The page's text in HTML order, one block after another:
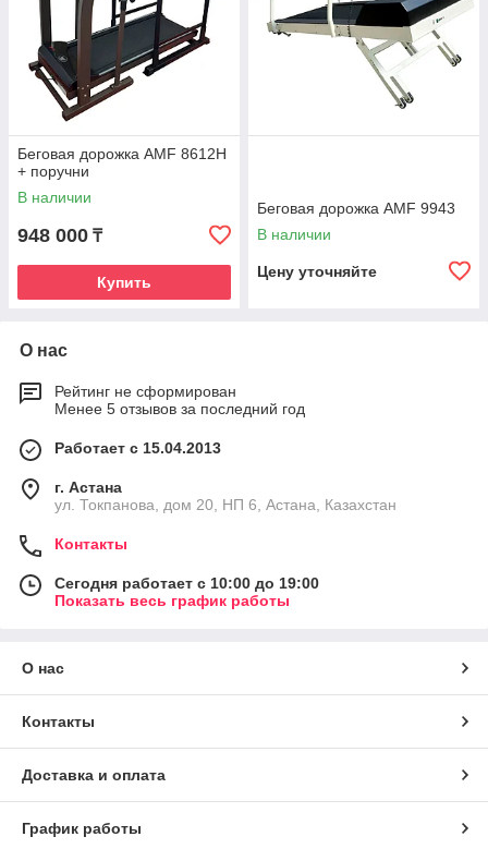
Беговая дорожка AMF 8612H
+ поручни
В наличии
948 000 ₸
Купить
Беговая дорожка AMF 9943
В наличии
Цену уточняйте
О нас
Рейтинг не сформирован
Менее 5 отзывов за последний год
Работает с 15.04.2013
г. Астана
ул. Токпанова, дом 20, НП 6, Астана, Казахстан
Контакты
Сегодня работает с 10:00 до 19:00
Показать весь график работы
О нас
Контакты
Доставка и оплата
График работы